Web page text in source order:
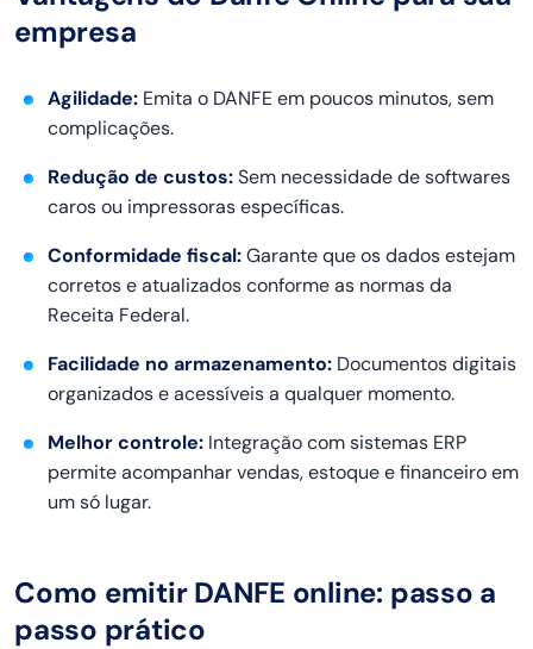
empresa
Agilidade: Emita o DANFE em poucos minutos, sem
complicações.
Redução de custos:Sem necessidade de softwares
caros ou impressoras específicas.
Conformidade fiscal:Garante que os dados estejam
corretos e atualizados conforme as normas da
Receita Federal.
Facilidade no armazenamento: Documentos digitais
organizados e acessíveis a qualquer momento.
Melhor controle: Integração com sistemas ERP
permite acompanhar vendas, estoque e financeiro em
um só lugar.
Como emitir DANFE online: passo a
passo prático